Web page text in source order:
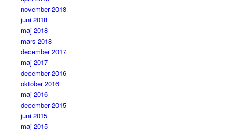
november 2018
juni 2018
maj 2018
mars 2018
december 2017
maj 2017
december 2016
oktober 2016
maj 2016
december 2015
juni 2015
maj 2015